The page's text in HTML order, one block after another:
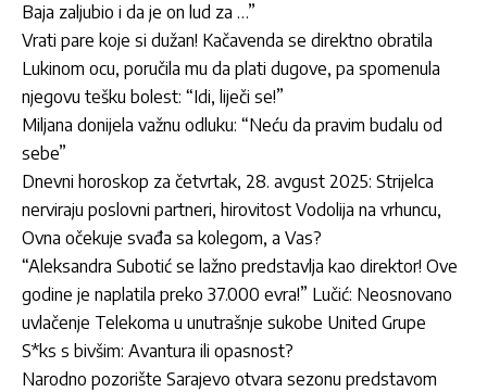
Baja zaljubio i da je on lud za …”
Vrati pare koje si dužan! Kačavenda se direktno obratila
Lukinom ocu, poručila mu da plati dugove, pa spomenula
njegovu tešku bolest: “Idi, liječi se!”
Miljana donijela važnu odluku: “Neću da pravim budalu od
sebe”
Dnevni horoskop za četvrtak, 28. avgust 2025: Strijelca
nerviraju poslovni partneri, hirovitost Vodolija na vrhuncu,
Ovna očekuje svađa sa kolegom, a Vas?
“Aleksandra Subotić se lažno predstavlja kao direktor! Ove
godine je naplatila preko 37.000 evra!” Lučić: Neosnovano
uvlačenje Telekoma u unutrašnje sukobe United Grupe
S*ks s bivšim: Avantura ili opasnost?
Narodno pozorište Sarajevo otvara sezonu predstavom